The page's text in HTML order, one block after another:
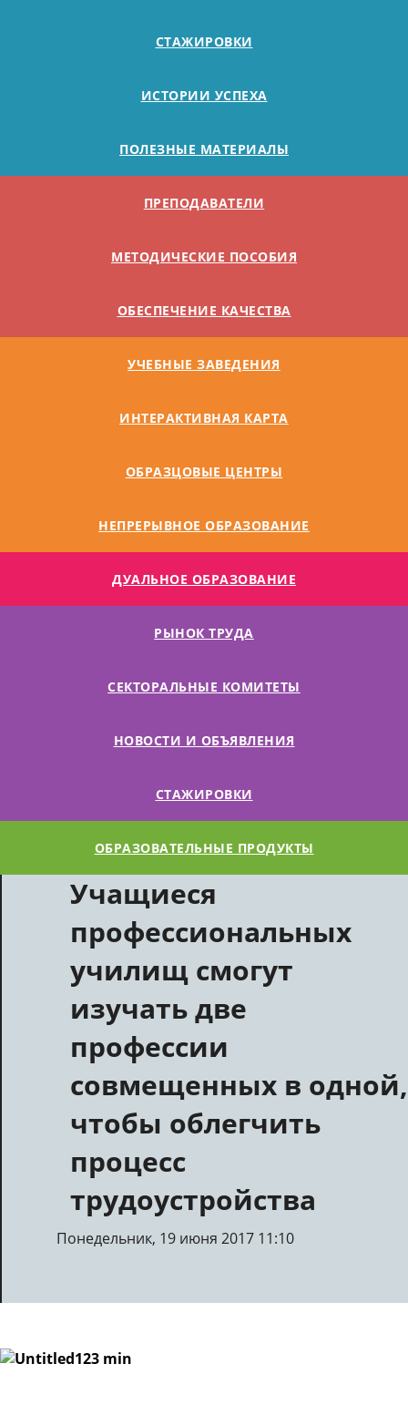
СТАЖИРОВКИ
ИСТОРИИ УСПЕХА
ПОЛЕЗНЫЕ МАТЕРИАЛЫ
ПРЕПОДАВАТЕЛИ
МЕТОДИЧЕСКИЕ ПОСОБИЯ
ОБЕСПЕЧЕНИЕ КАЧЕСТВА
УЧЕБНЫЕ ЗАВЕДЕНИЯ
ИНТЕРАКТИВНАЯ КАРТА
ОБРАЗЦОВЫЕ ЦЕНТРЫ
НЕПРЕРЫВНОЕ ОБРАЗОВАНИЕ
ДУАЛЬНОE ОБРАЗОВАНИЕ
РЫНОК ТРУДА
СЕКТОРАЛЬНЫЕ КОМИТЕТЫ
НОВОСТИ И ОБЪЯВЛЕНИЯ
СТАЖИРОВКИ
ОБРАЗОВАТЕЛЬНЫЕ ПРОДУКТЫ
Учащиеся
профессиональных
училищ смогут
изучать две
профессии
совмещенных в одной,
чтобы облегчить
процесс
трудоустройства
Понедельник, 19 июня 2017 11:10